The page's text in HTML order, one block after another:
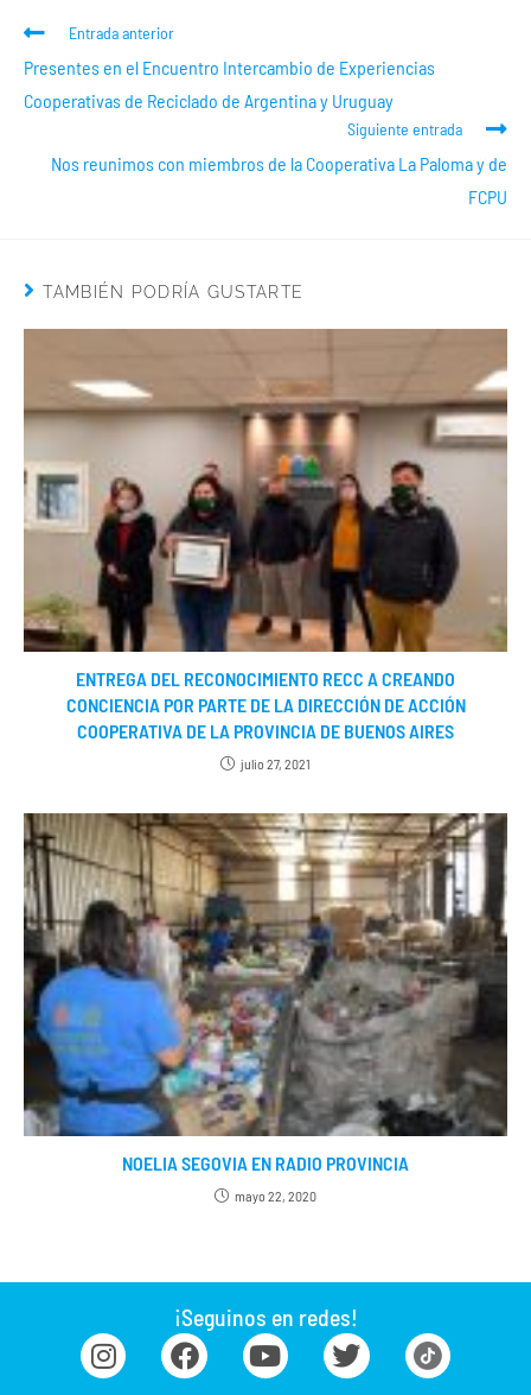
Entrada anterior
Presentes en el Encuentro Intercambio de Experiencias
Cooperativas de Reciclado de Argentina y Uruguay
Siguiente entrada
Nos reunimos con miembros de la Cooperativa La Paloma y de
FCPU
TAMBIÉN PODRÍA GUSTARTE
ENTREGA DEL RECONOCIMIENTO RECC A CREANDO
CONCIENCIA POR PARTE DE LA DIRECCIÓN DE ACCIÓN
COOPERATIVA DE LA PROVINCIA DE BUENOS AIRES
julio 27, 2021
NOELIA SEGOVIA EN RADIO PROVINCIA
mayo 22, 2020
¡Seguinos en redes!